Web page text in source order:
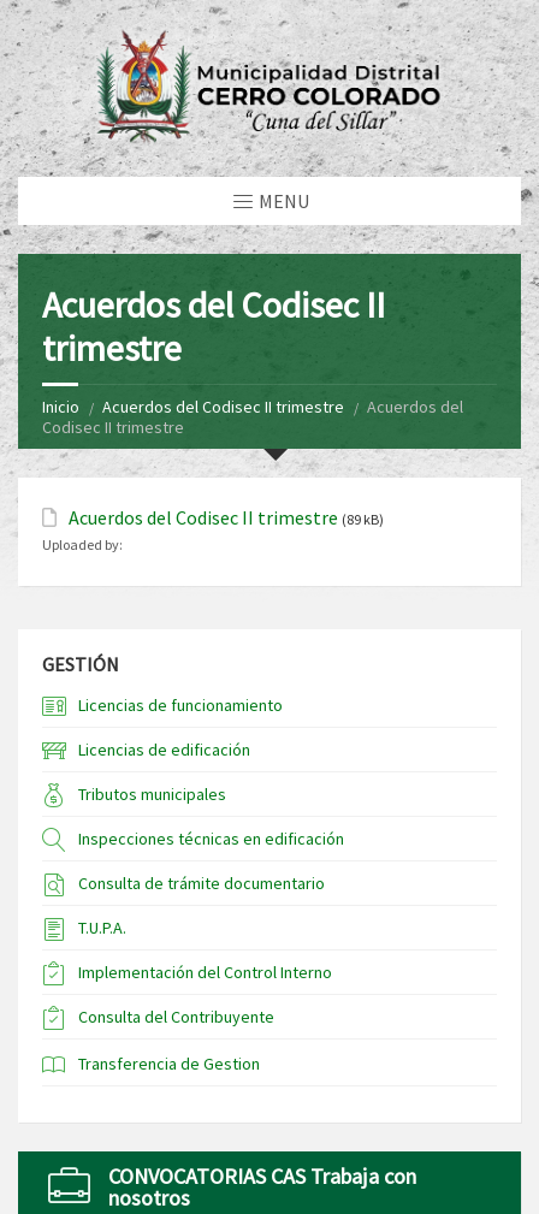
MENU
Acuerdos del Codisec II
trimestre
Inicio Acuerdos del Codisec II trimestre
Acuerdos del
Codisec II trimestre
Acuerdos del Codisec II trimestre (89 kB)
Uploaded by:
GESTIÓN
Licencias de funcionamiento
Licencias de edificación
Tributos municipales
Inspecciones técnicas en edificación
Consulta de trámite documentario
T.U.P.A.
Implementación del Control Interno
Consulta del Contribuyente
Transferencia de Gestion
CONVOCATORIAS CAS Trabaja con
nosotros